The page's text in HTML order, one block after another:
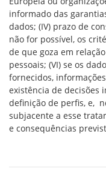
informado das
dados; (IV) prazo de
não for possível, os
de que goza em
pessoais; (VI) se os
fornecidos,
existência de decisões
definição de perfis, e,
subjacente a esse
e consequências